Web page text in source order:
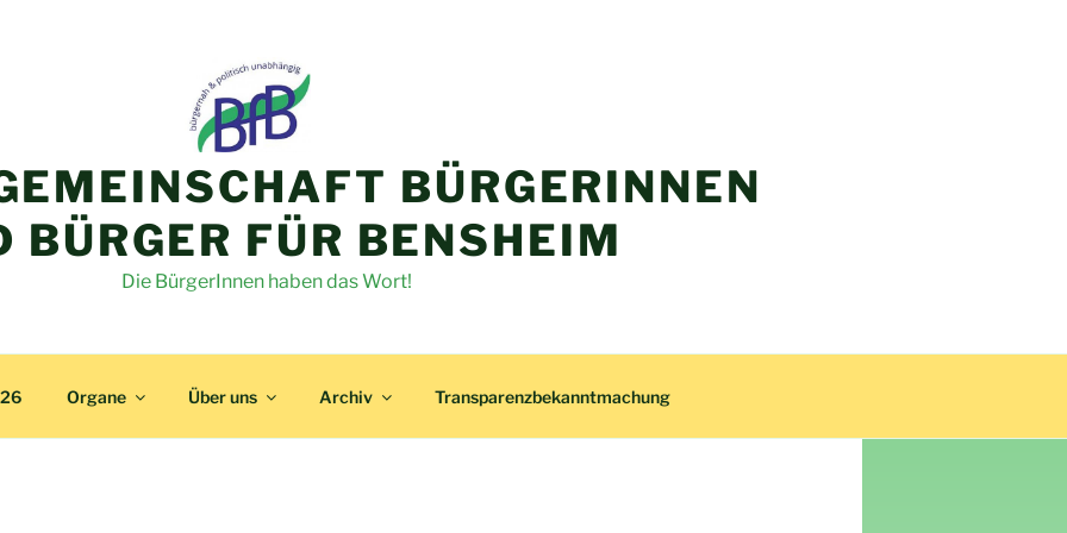
BÜRGERINNEN
BÜRGER FÜR BENSHEIM
Die BürgerInnen haben das Wort!
Organe Über uns Archiv Transparenzbekanntmachung